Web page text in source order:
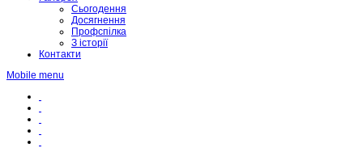
Сьогодення
Досягнення
Профспілка
З історії
Контакти
Mobile menu